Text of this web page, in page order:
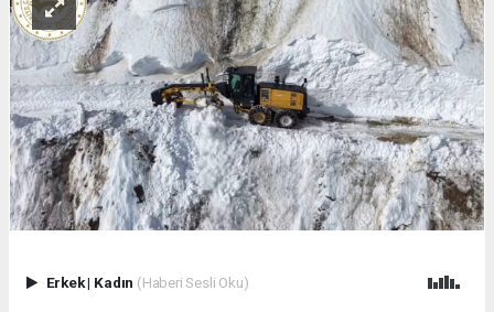
Erkek| Kadın (Haberi Sesli Oku)